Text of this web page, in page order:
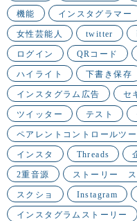
機能 インスタグラマー
女性芸能人 twitter
ログイン QRコード
ハイライト 下書き保存
インスタグラム広告 セ
ツイッター テスト
ペアレントコントロールツ
インスタ Threads
2重音源 ストーリー
スクショ Instagram
インスタグラムストーリー